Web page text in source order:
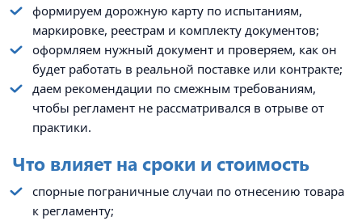
формируем дорожную карту по испытаниям,
маркировке, реестрам и комплекту документов;
оформляем нужный документ и проверяем, как он
будет работать в реальной поставке или контракте;
даем рекомендации по смежным требованиям,
чтобы регламент не рассматривался в отрыве от
практики.
Что влияет на сроки и стоимость
спорные пограничные случаи по отнесению товара
к регламенту;